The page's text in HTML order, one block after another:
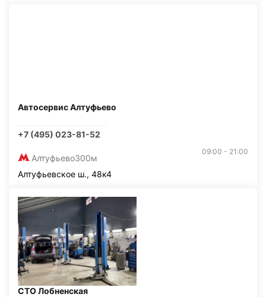
Автосервис Алтуфьево
+7 (495) 023-81-52
Алтуфьево300м
09:00 - 21:00
Алтуфьевское ш., 48к4
СТО Лобненская